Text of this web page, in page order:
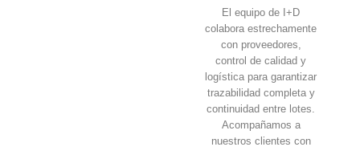
El equipo de I+D
colabora estrechamente
con proveedores,
control de calidad y
logística para garantizar
trazabilidad completa y
continuidad entre lotes.
Acompañamos a
nuestros clientes con